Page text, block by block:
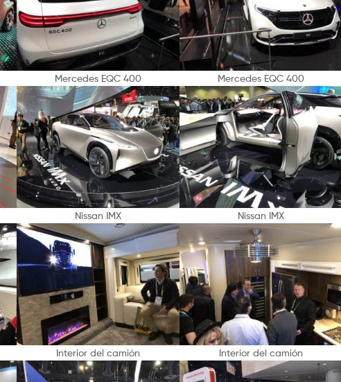
Mercedes EQC 400 Mercedes EQC 400
Nissan IMX Nissan IMX
Interior del camión Interior del camión